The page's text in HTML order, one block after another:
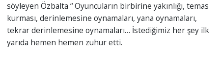
söyleyen Özbalta “ Oyuncuların birbirine yakınlığı, temas
kurması, derinlemesine oynamaları, yana oynamaları,
tekrar derinlemesine oynamaları… İstediğimiz her şey ilk
yarıda hemen hemen zuhur etti.